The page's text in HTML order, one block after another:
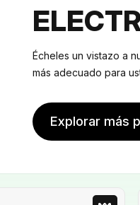
Écheles un vistazo a
más adecuado para
Explorar más